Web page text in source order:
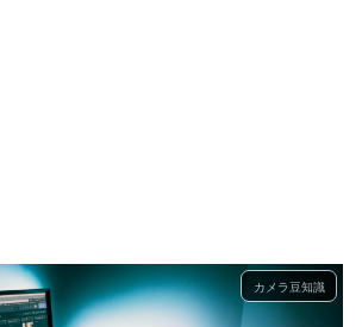
カメラ豆知識